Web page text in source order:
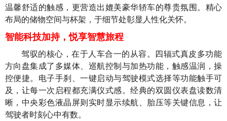
温馨舒适的触感，更营造出媲美豪华轿车的尊贵氛围。精心
布局的储物空间与杯架，于细节处彰显人性化关怀。
智能科技加持，悦享智慧旅程
驾驭的核心，在于人车合一的从容。四辐式真皮多功能
方向盘集成了多媒体、巡航控制与加热功能，触感温润，操
控便捷。电子手刹、一键启动与驾驶模式选择等功能触手可
及，让每一次启程都充满仪式感。经典的双圆仪表盘读数清
晰，中央彩色液晶屏则实时显示续航、胎压等关键信息，让
驾驶者时刻心中有数。